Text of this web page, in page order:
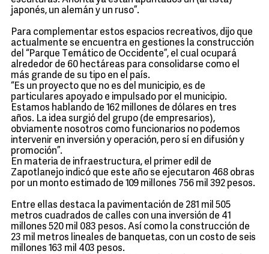
japonés, un alemán y un ruso”.
Para complementar estos espacios recreativos, dijo que
actualmente se encuentra en gestiones la construcción
del “Parque Temático de Occidente”, el cual ocupará
alrededor de 60 hectáreas para consolidarse como el
más grande de su tipo en el país.
“Es un proyecto que no es del municipio, es de
particulares apoyado e impulsado por el municipio.
Estamos hablando de 162 millones de dólares en tres
años. La idea surgió del grupo (de empresarios),
obviamente nosotros como funcionarios no podemos
intervenir en inversión y operación, pero sí en difusión y
promoción”.
En materia de infraestructura, el primer edil de
Zapotlanejo indicó que este año se ejecutaron 468 obras
por un monto estimado de 109 millones 756 mil 392 pesos.
Entre ellas destaca la pavimentación de 281 mil 505
metros cuadrados de calles con una inversión de 41
millones 520 mil 083 pesos. Así como la construcción de
23 mil metros lineales de banquetas, con un costo de seis
millones 163 mil 403 pesos.